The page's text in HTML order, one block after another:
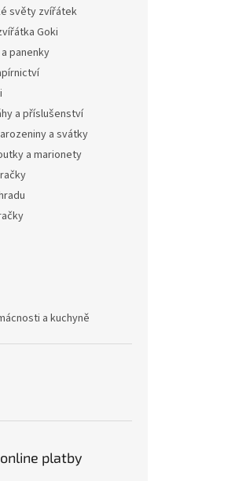
světy zvířátek
Goki
panenky
a příslušenství
a svátky
a marionety
a kuchyně
platby